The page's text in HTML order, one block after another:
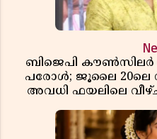
ബിജെപി
പരോൾ; ജൂലൈ 20ലെ
അവധി ഫയലിലെ